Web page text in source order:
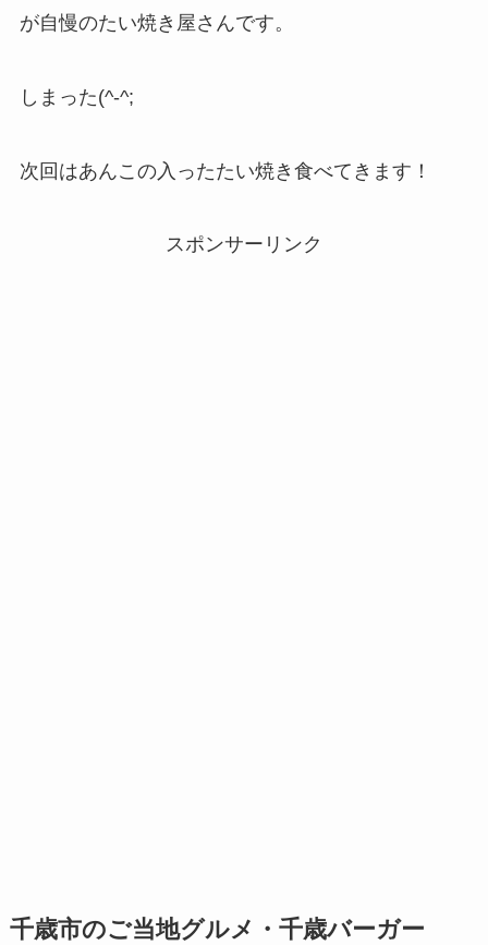
が自慢のたい焼き屋さんです。
しまった(^-^;
次回はあんこの入ったたい焼き食べてきます！
スポンサーリンク
千歳市のご当地グルメ・千歳バーガー